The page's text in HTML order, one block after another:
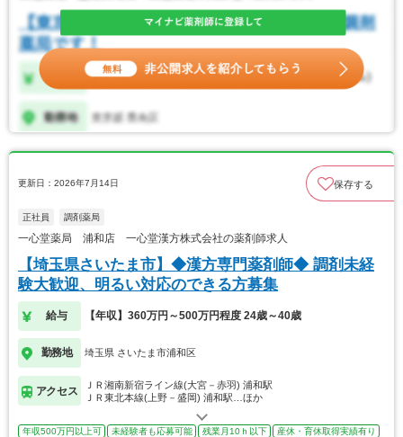
更新日：2026年7月14日 保存する
正社員 調剤薬局
一心堂薬局 浦和店 一心堂漢方株式会社の薬剤師求人
【埼玉県さいたま市】◆漢方専門薬剤師◆ 調剤未経
験大歓迎、明るい対応のできる方募集
給与 【年収】360万円～500万円程度 24歳～40歳
勤務地 埼玉県 さいたま市浦和区
アクセス
ＪＲ湘南新宿ライン線(大宮－赤羽) 浦和駅
ＪＲ東北本線(上野－盛岡) 浦和駅…ほか
年収500万円以上可 未経験者も応募可能 残業月10ｈ以下 産休・育休取得実績有り